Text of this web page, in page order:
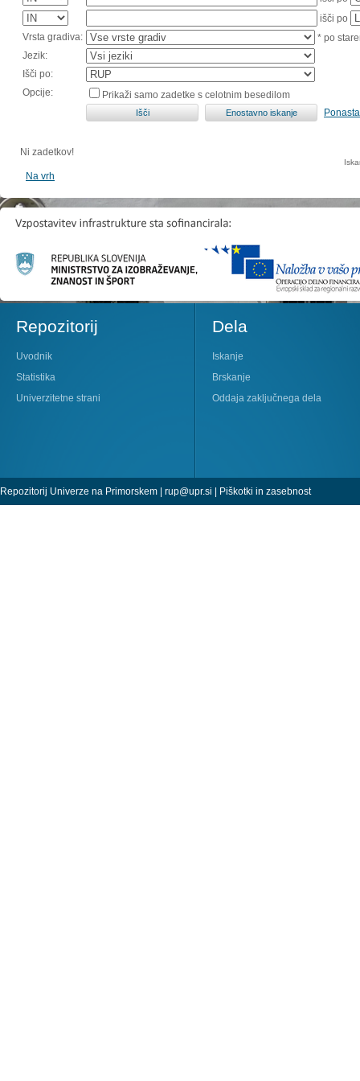
išči po
Vrsta gradiva:
* po
Jezik:
Išči po:
Opcije:
Prikaži samo zadetke s celotnim besedilom
Ni zadetkov!
Na vrh
Repozitorij
Uvodnik
Statistika
Univerzitetne strani
Dela
Iskanje
Brskanje
Oddaja zaključnega dela
Repozitorij Univerze na Primorskem | rup@upr.si | Piškotki in zasebnost